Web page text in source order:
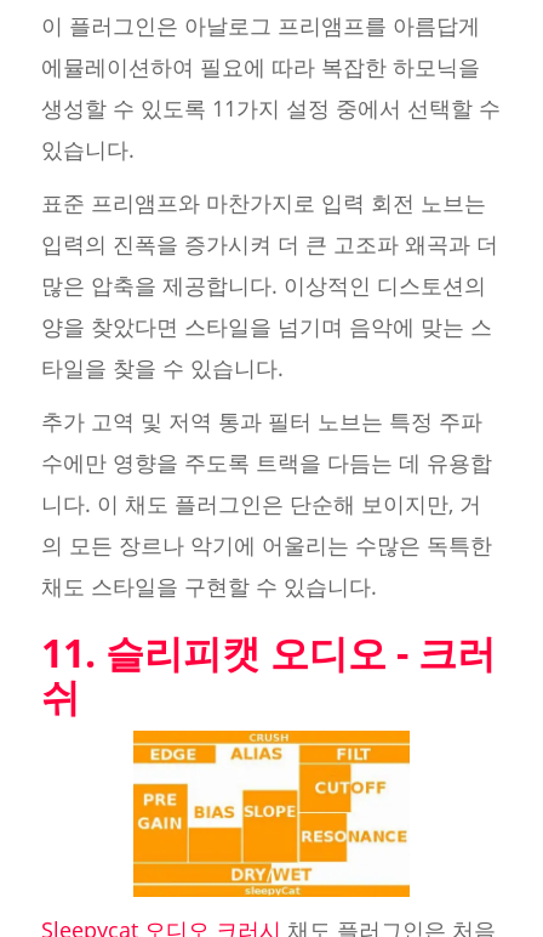
이 플러그인은 아날로그 프리앰프를 아름답게
에뮬레이션하여 필요에 따라 복잡한 하모닉을
생성할 수 있도록 11가지 설정 중에서 선택할 수
있습니다.
표준 프리앰프와 마찬가지로 입력 회전 노브는
입력의 진폭을 증가시켜 더 큰 고조파 왜곡과 더
많은 압축을 제공합니다. 이상적인 디스토션의
양을 찾았다면 스타일을 넘기며 음악에 맞는 스
타일을 찾을 수 있습니다.
추가 고역 및 저역 통과 필터 노브는 특정 주파
수에만 영향을 주도록 트랙을 다듬는 데 유용합
니다. 이 채도 플러그인은 단순해 보이지만, 거
의 모든 장르나 악기에 어울리는 수많은 독특한
채도 스타일을 구현할 수 있습니다.
11. 슬리피캣 오디오 - 크러
쉬
Sleepycat 오디오 크러시 채도 플러그인은 처음